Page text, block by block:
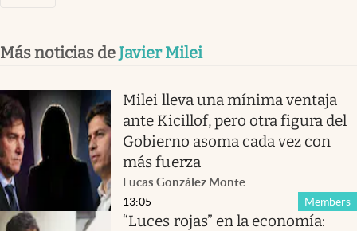
Más noticias deJavier Milei
Milei lleva una mínima ventaja
ante Kicillof, pero otra figura del
Gobierno asoma cada vez con
más fuerza
Lucas González Monte
Members
13:05
“Luces rojas” en la economía: